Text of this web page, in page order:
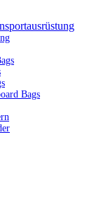
Bags